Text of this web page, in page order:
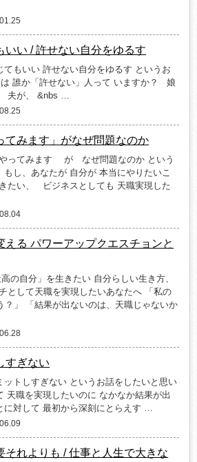
いい / 許せない自分をゆるす
てもいい 許せない自分をゆるす というお
誰か「許せない」人って いますか？ 娘
夫が、 &nbs …
てみます」がなぜ問題なのか
ってみます が なぜ問題なのか という
し、あなたが 自分が 本当にやりたいこ
たい、 ビジネスとしても 天職実現した
える パワーアップクエスチョンと
の自分」を生きたい 自分らしい生き方、
として天職を実現したいあなたへ 「私の
？」 「結果が出ないのは、天職じゃないか
すぎない
ットしすぎない というお話をしたいと思い
職を実現したいのに なかなか結果が出
対して 最初から深刻にとらえす …
それよりも / 仕事と人生で大きな